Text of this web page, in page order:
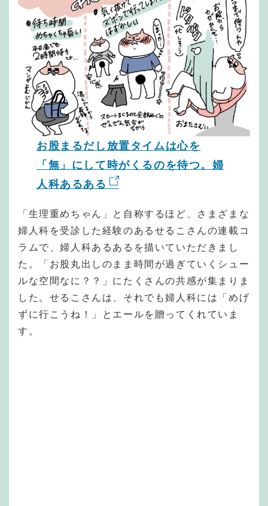
お股まるだし放置タイムは心を
「無」にして時がくるのを待つ。婦
人科あるある
「生理重めちゃん」と自称するほど、さまざまな
婦人科を受診した経験のあるせるこさんの連載コ
ラムで、婦人科あるあるを描いていただきまし
た。「お股丸出しのまま時間が過ぎていくシュー
ルな空間なに？？」にたくさんの共感が集まりま
した。せるこさんは、それでも婦人科には「めげ
ずに行こうね！」とエールを贈ってくれていま
す。